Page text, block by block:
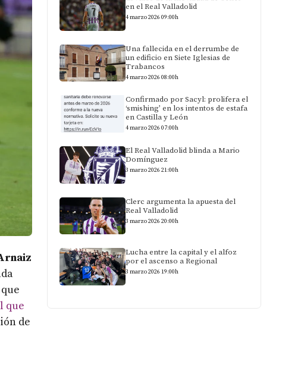
que
de
en el Real Valladolid
4 marzo 2026 09:00h
Una fallecida en el derrumbe de
un edificio en Siete Iglesias de
Trabancos
4 marzo 2026 08:00h
Confirmado por Sacyl: prolifera el
‘smishing’ en los intentos de estafa
en Castilla y León
4 marzo 2026 07:00h
El Real Valladolid blinda a Mario
Domínguez
3 marzo 2026 21:00h
Clerc argumenta la apuesta del
Real Valladolid
3 marzo 2026 20:00h
Lucha entre la capital y el alfoz
por el ascenso a Regional
3 marzo 2026 19:00h